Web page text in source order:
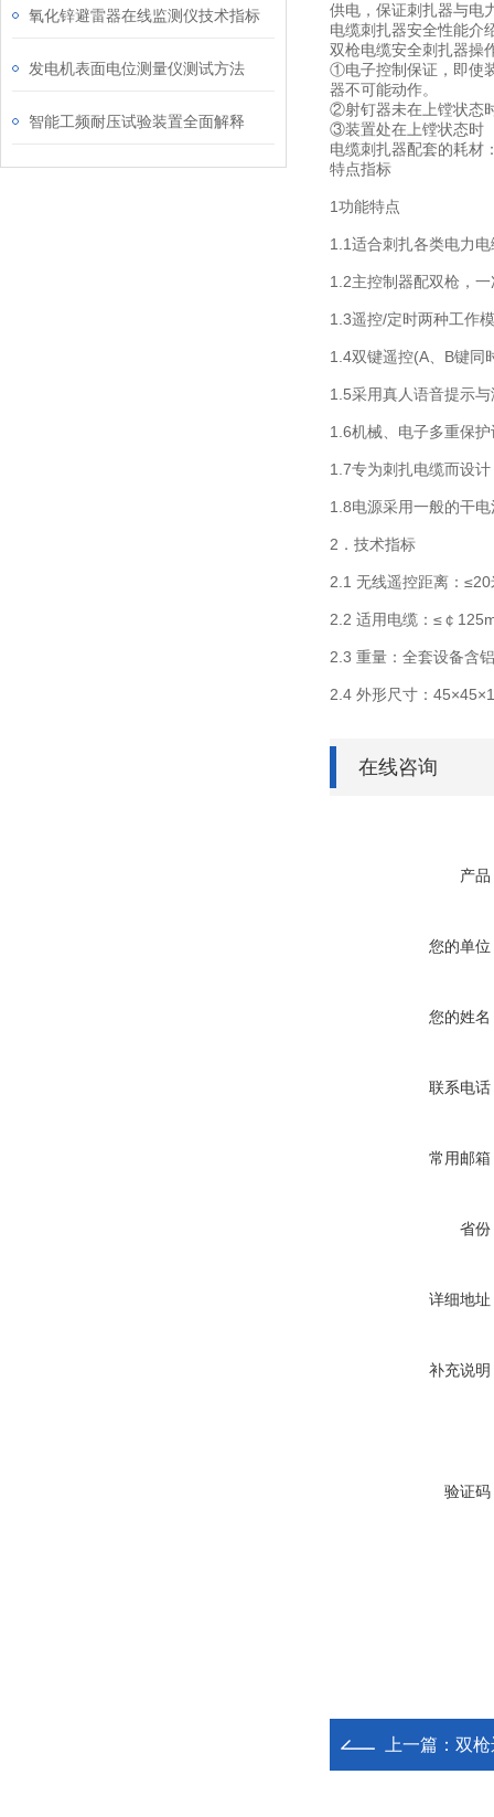
氧化锌避雷器在线监测仪技术指标
发电机表面电位测量仪测试方法
智能工频耐压试验装置全面解释
供电，保证刺扎器与电
电缆刺扎器安全性能介
双枪电缆安全刺扎器操
①电子控制保证，即使
器不可能动作。
②射钉器未在上镗状态
③装置处在上镗状态时
电缆刺扎器配套的耗材
特点指标
1功能特点
1.1适合刺扎各类电力
1.2主控制器配双枪，
1.3遥控/定时两种工作
1.4双键遥控(A、B键同
1.5采用真人语音提示
1.6机械、电子多重保
1.7专为刺扎电缆而设
1.8电源采用一般的干
2．技术指标
2.1 无线遥控距离：≤20
2.2 适用电缆：≤￠
2.3 重量：全套设备含
2.4 外形尺寸：
在线咨询
产品
您的单位
您的姓名
联系电话
常用邮箱
省份
详细地址
补充说明
验证码
上一篇： 双